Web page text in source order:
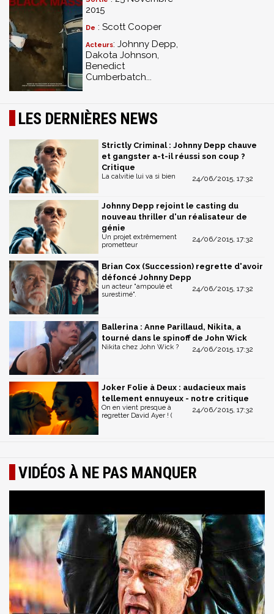
2015
De : Scott Cooper
Acteurs: Johnny Depp,
Dakota Johnson,
Benedict
Cumberbatch...
LES DERNIÈRES NEWS
Strictly Criminal : Johnny Depp chauve
et gangster a-t-il réussi son coup ?
Critique
24/06/2015, 17:32
La calvitie lui va si bien
Johnny Depp rejoint le casting du
nouveau thriller d'un réalisateur de
génie
24/06/2015, 17:32
Un projet extrêmement
prometteur
Brian Cox (Succession) regrette d'avoir
défoncé Johnny Depp
24/06/2015, 17:32
un acteur "ampoulé et
surestimé".
Ballerina : Anne Parillaud, Nikita, a
tourné dans le spinoff de John Wick
24/06/2015, 17:32
Nikita chez John Wick ?
Joker Folie à Deux : audacieux mais
tellement ennuyeux - notre critique
24/06/2015, 17:32
On en vient presque à
regretter David Ayer ! (
VIDÉOS À NE PAS MANQUER